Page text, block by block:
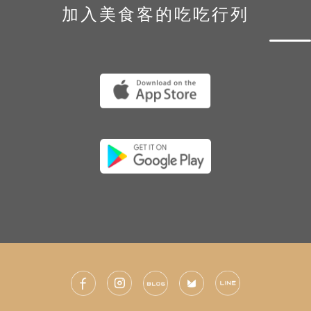
加入美食客的吃吃行列